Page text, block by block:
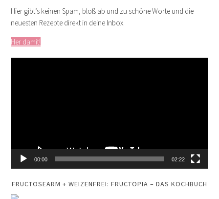
Hier gibt’s keinen Spam, bloß ab und zu schöne Worte und die
neuesten Rezepte direkt in deine Inbox.
Her damit!
00:00 02:22
FRUCTOSEARM + WEIZENFREI: FRUCTOPIA – DAS KOCHBUCH